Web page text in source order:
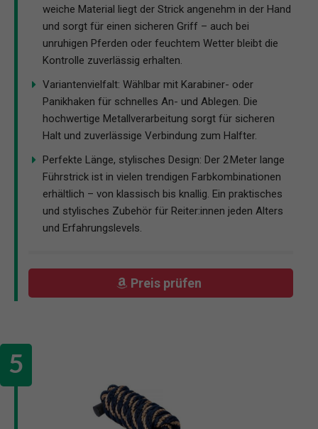
weiche Material liegt der Strick angenehm in der Hand
und sorgt für einen sicheren Griff – auch bei
unruhigen Pferden oder feuchtem Wetter bleibt die
Kontrolle zuverlässig erhalten.
Variantenvielfalt: Wählbar mit Karabiner- oder
Panikhaken für schnelles An- und Ablegen. Die
hochwertige Metallverarbeitung sorgt für sicheren
Halt und zuverlässige Verbindung zum Halfter.
Perfekte Länge, stylisches Design: Der 2 Meter lange
Führstrick ist in vielen trendigen Farbkombinationen
erhältlich – von klassisch bis knallig. Ein praktisches
und stylisches Zubehör für Reiter:innen jeden Alters
und Erfahrungslevels.
Preis prüfen